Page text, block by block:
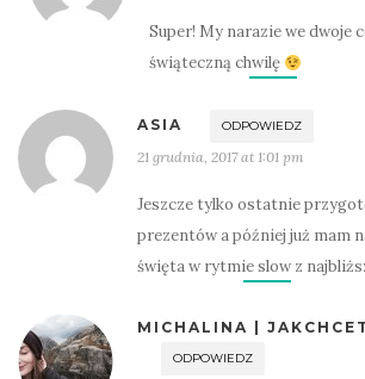
Super! My narazie we dwoje
świąteczną chwilę
ASIA ODPOWIEDZ
21 grudnia, 2017 at 1:01 pm
Jeszcze tylko ostatnie
prezentów a później już mam
święta w rytmie slow z
MICHALINA |
ODPOWIEDZ